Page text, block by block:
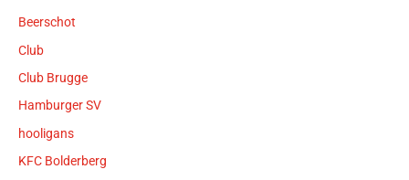
Beerschot
Club
Club Brugge
Hamburger SV
hooligans
KFC Bolderberg